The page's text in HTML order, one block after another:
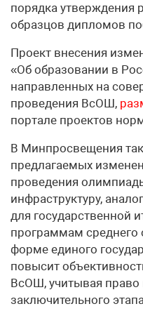
порядка утверждения
образцов дипломов
Проект внесения
«Об образовании в
направленных на
проведения ВсОШ,
портале проектов
В Минпросвещения
предлагаемых
проведения
инфраструктуру,
для государственной
программам среднего
форме единого
повысит
ВсОШ, учитывая право
заключительного